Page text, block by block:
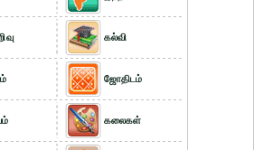
கல்வி
ஜோதிடம்
கலைகள்